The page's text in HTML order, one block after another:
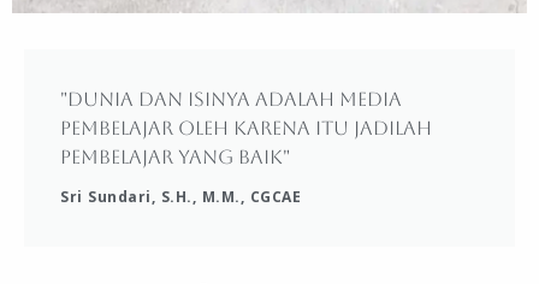
"Dunia dan isinya adalah media
pembelajar oleh karena itu jadilah
pembelajar yang baik"
Sri Sundari, S.H., M.M., CGCAE